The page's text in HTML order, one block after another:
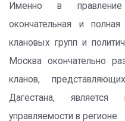
Именно в правление
окончательная и полная
клановых групп и
Москва окончательно
кланов,
Дагестана, является
управляемости в регионе.